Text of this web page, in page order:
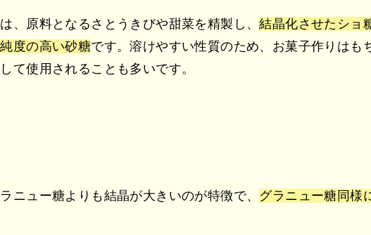
、原料となるさとうきびや甜菜を精製し、結晶化させたショ
度の高い砂糖です。溶けやすい性質のため、お菓子作りはも
て使用されることも多いです。
ニュー糖よりも結晶が大きいのが特徴で、 グラニュー糖同様